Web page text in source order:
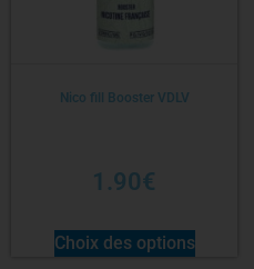
Nico fill Booster VDLV
1.90€
Choix des options